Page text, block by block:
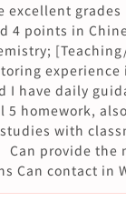
excellent grades
4 points in
experience
I have daily
homework,
with
Can provide
Can contact in